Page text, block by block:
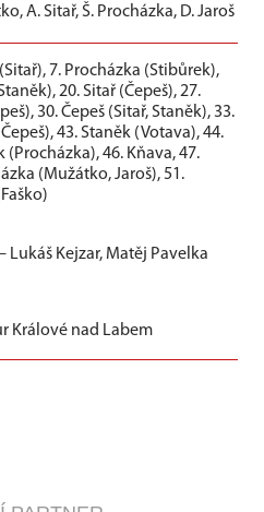
A. Sitař, Š. Procházka, D. Jaroš
7. Procházka (Stibůrek),
20. Sitař (Čepeš), 27.
30. Čepeš (Sitař, Staněk), 33.
43. Staněk (Votava), 44.
(Procházka), 46. Kňava, 47.
(Mužátko, Jaroš), 51.
Kejzar, Matěj Pavelka
Králové nad Labem